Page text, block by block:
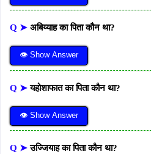
Q ➤ अबिय्याह का पिता कौन था?
👁 Show Answer
Q ➤यहोशाफात का पिता कौन था?
👁 Show Answer
Q ➤उज्जियाह का पिता कौन था?